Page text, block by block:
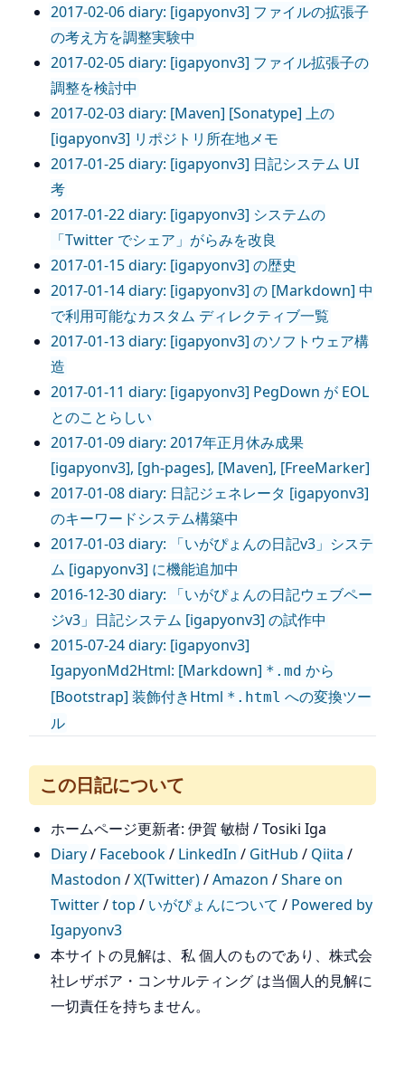
2017-02-06 diary: [igapyonv3] ファイルの拡張子
の考え方を調整実験中
2017-02-05 diary: [igapyonv3] ファイル拡張子の
調整を検討中
2017-02-03 diary: [Maven] [Sonatype] 上の
[igapyonv3] リポジトリ所在地メモ
2017-01-25 diary: [igapyonv3] 日記システム UI
考
2017-01-22 diary: [igapyonv3] システムの
「Twitter でシェア」がらみを改良
2017-01-15 diary: [igapyonv3] の歴史
2017-01-14 diary: [igapyonv3] の [Markdown] 中
で利用可能なカスタム ディレクティブ一覧
2017-01-13 diary: [igapyonv3] のソフトウェア構
造
2017-01-11 diary: [igapyonv3] PegDown が EOL
とのことらしい
2017-01-09 diary: 2017年正月休み成果
[igapyonv3], [gh-pages], [Maven], [FreeMarker]
2017-01-08 diary: 日記ジェネレータ [igapyonv3]
のキーワードシステム構築中
2017-01-03 diary: 「いがぴょんの日記v3」システ
ム [igapyonv3] に機能追加中
2016-12-30 diary: 「いがぴょんの日記ウェブペー
ジv3」日記システム [igapyonv3] の試作中
2015-07-24 diary: [igapyonv3]
IgapyonMd2Html: [Markdown] *.md から
[Bootstrap] 装飾付きHtml *.html への変換ツー
ル
この日記について
ホームページ更新者: 伊賀 敏樹 / Tosiki Iga
Diary/ Facebook/ LinkedIn / GitHub / Qiita /
Mastodon /X(Twitter)/Amazon /Share on
Twitter/top / いがぴょんについて / Powered by
Igapyonv3
本サイトの見解は、私 個人のものであり、株式会
社レザボア・コンサルティング は当個人的見解に
一切責任を持ちません。